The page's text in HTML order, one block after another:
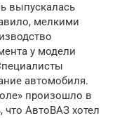
выпускалась
мелкими
у модели
автомобиля.
произошло в
что АвтоВАЗ хотел